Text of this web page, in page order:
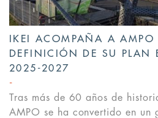
IKEI ACOMPAÑA A AMPO
DEFINICIÓN DE SU PLAN
2025-2027
Tras más de 60 años de
AMPO se ha convertido en un